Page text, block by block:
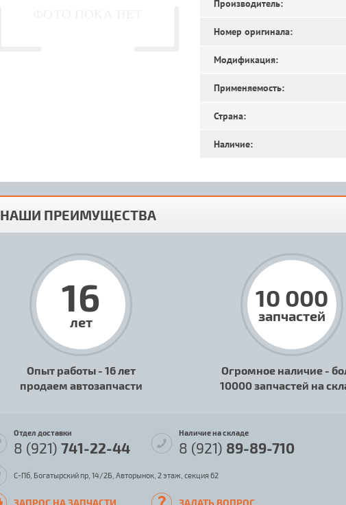
Производитель:
Номер оригинала:
Модификация:
Применяемость:
Страна:
Наличие:
НАШИ ПРЕИМУЩЕСТВА
16
лет
Опыт работы - 16 лет
продаем автозапчасти
10 000
запчастей
Огромное наличие -
10000 запчастей на
Отдел доставки
8 (921) 741-22-44
Наличие на складе
8 (921) 89-89-710
С-Пб, Богатырский пр, 14/2Б, Авторынок, 2 этаж, секция 62
ЗАПРОС НА ЗАПЧАСТИ ЗАДАТЬ ВОПРОС